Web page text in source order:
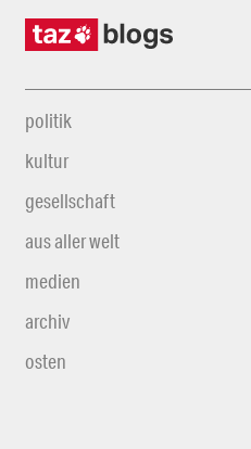
politik
kultur
gesellschaft
aus aller welt
medien
archiv
osten